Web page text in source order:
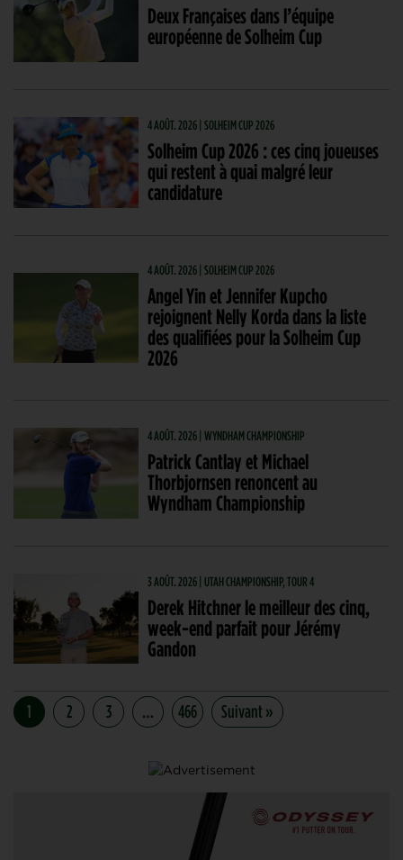
Deux Françaises dans l’équipe
européenne de Solheim Cup
4 AOÛT. 2026 | SOLHEIM CUP 2026
Solheim Cup 2026 : ces cinq joueuses
qui restent à quai malgré leur
candidature
4 AOÛT. 2026 | SOLHEIM CUP 2026
Angel Yin et Jennifer Kupcho
rejoignent Nelly Korda dans la liste
des qualifiées pour la Solheim Cup
2026
4 AOÛT. 2026 | WYNDHAM CHAMPIONSHIP
Patrick Cantlay et Michael
Thorbjornsen renoncent au
Wyndham Championship
3 AOÛT. 2026 | UTAH CHAMPIONSHIP, TOUR 4
Derek Hitchner le meilleur des cinq,
week-end parfait pour Jérémy
Gandon
1 2 3 … 466 Suivant »